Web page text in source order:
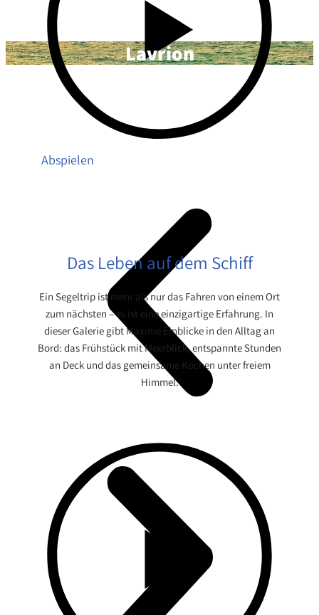
Abspielen
Lavrion
Das Leben auf dem Schiff
Ein Segeltrip ist mehr als nur das Fahren von einem Ort
zum nächsten – es ist eine einzigartige Erfahrung. In
dieser Galerie gibt Maxime Einblicke in den Alltag an
Bord: das Frühstück mit Meerblick, entspannte Stunden
an Deck und das gemeinsame Kochen unter freiem
Himmel.